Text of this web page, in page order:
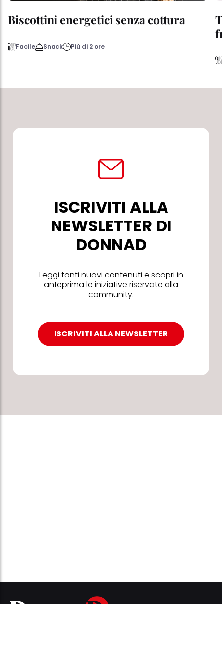
Biscottini energetici senza cottura
Facile Snack Più di 2 ore
ISCRIVITI ALLA
NEWSLETTER DI
DONNAD
Leggi tanti nuovi contenuti e scopri in
anteprima le iniziative riservate alla
community.
ISCRIVITI ALLA NEWSLETTER